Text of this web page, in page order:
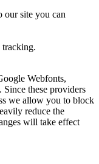
site you can
Webfonts,
these providers
we allow you to block
reduce the
will take effect